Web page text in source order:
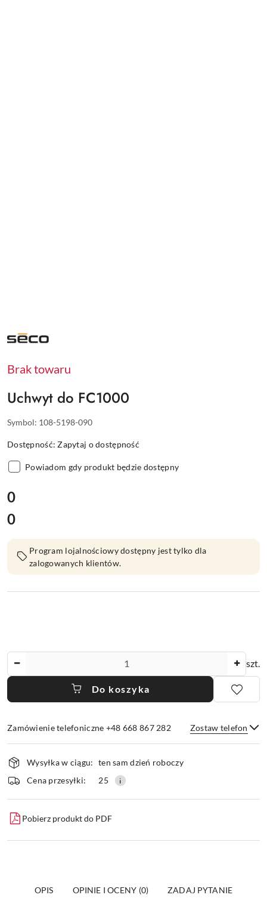
NAZWA
PRODUCENTA:
Brak towaru
Uchwyt do FC1000
Symbol: 108-5198-090
Dostępność:Zapytaj o dostępność
Powiadom gdy produkt będzie dostępny
cena:
0
Cena:
0
Program lojalnościowy dostępny jest tylko dla
zalogowanych klientów.
szt.
Do koszyka
Zamówienie telefoniczne +48 668 867 282 Zostaw telefon
Wyślij
Dostępność
i
dostawa
Wysyłka w ciągu: ten sam dzień roboczy
Cena przesyłki:
25
Pobierz produkt do PDF
OPIS OPINIE I OCENY (0) ZADAJ PYTANIE